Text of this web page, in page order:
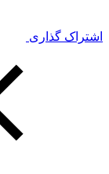
اشتراک گذاری